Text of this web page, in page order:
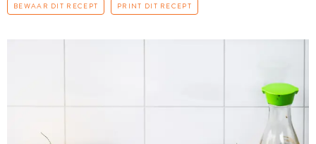
BEWAAR DIT RECEPT PRINT DIT RECEPT